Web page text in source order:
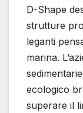
D-Shape
strutture
leganti
marina.
ecologico
superare il